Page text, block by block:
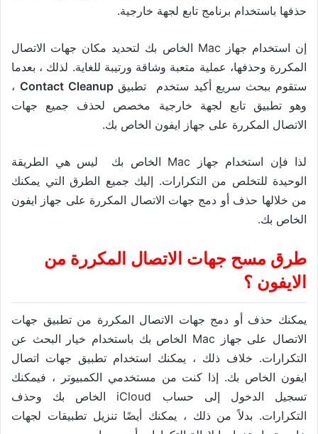
حذفها باستخدام برنامج تابع لجهة خارجية.
إن استخدام جهاز Mac الخاص بك لتحديد مكان جهات الاتصال
المكررة وحذفها، عملية متعبة وشاقة ورتيبة للغاية. لذلك ، بعدما
ستقوم ببحث سريع أكيد ستخدم تطبيقContact Cleanup ،
وهو تطبيق تابع لجهة خارجية مخصص لحذف جميع جهات
الاتصال المكررة على جهاز ايفون الخاص بك.
لذا فإن استخدام جهاز Mac الخاص بك ليس هي الطريقة
الوحيدة للتخلص من التكرارات. إليك جميع الطرق التي يمكنك
من خلالها حذف أو دمج جهات الاتصال المكررة على جهاز ايفون
الخاص بك.
طرق مسح جهات الاتصال المكررة من
الايفون ؟
يمكنك حذف أو دمج جهات الاتصال المكررة من تطبيق جهات
الاتصال على جهاز Mac الخاص بك باستخدام خيار البحث عن
التكرارات. خلاف ذلك ، يمكنك استخدام تطبيق جهات اتصال
ايفون الخاص بك. إذا كنت من مستخدمي الكمبيوتر ، فيمكنك
تسجيل الدخول إلى حساب iCloud الخاص بك وحذف
التكرارات. بدلاً من ذلك ، يمكنك أيضًا تنزيل تطبيقات لجهات